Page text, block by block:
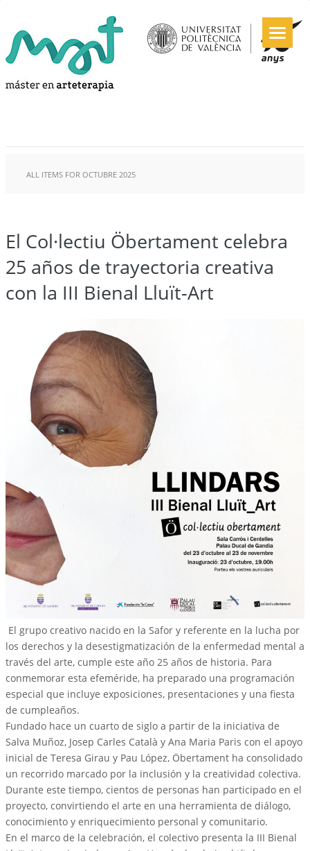
ALL ITEMS FOR OCTUBRE 2025
El Col·lectiu Öbertament celebra
25 años de trayectoria creativa
con la III Bienal Lluït-Art
El grupo creativo nacido en la Safor y referente en la lucha por
los derechos y la desestigmatización de la enfermedad mental a
través del arte, cumple este año 25 años de historia. Para
conmemorar esta efeméride, ha preparado una programación
especial que incluye exposiciones, presentaciones y una fiesta
de cumpleaños.
Fundado hace un cuarto de siglo a partir de la iniciativa de
Salva Muñoz, Josep Carles Català y Ana Maria Paris con el apoyo
inicial de Teresa Girau y Pau López, Öbertament ha consolidado
un recorrido marcado por la inclusión y la creatividad colectiva.
Durante este tiempo, cientos de personas han participado en el
proyecto, convirtiendo el arte en una herramienta de diálogo,
conocimiento y enriquecimiento personal y comunitario.
En el marco de la celebración, el colectivo presenta la III Bienal